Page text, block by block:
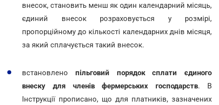
внесок, становить менш як один календарний місяць,
єдиний внесок розраховується у розмірі,
пропорційному до кількості календарних днів місяця,
за який сплачується такий внесок.
встановлено пільговий порядок сплати єдиного
внеску для членів фермерських господарств. В
Інструкції прописано, що для платників, зазначених